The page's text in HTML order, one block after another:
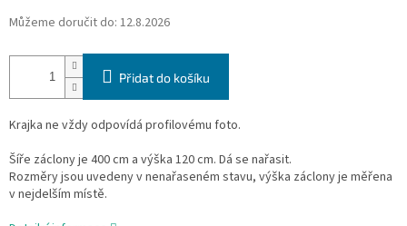
Můžeme doručit do: 12.8.2026
Přidat do košíku
Krajka ne vždy odpovídá profilovému foto.
Šíře záclony je 400 cm a výška 120 cm. Dá se nařasit.
Rozměry jsou uvedeny v nenařaseném stavu, výška záclony je měřena
v nejdelším místě.